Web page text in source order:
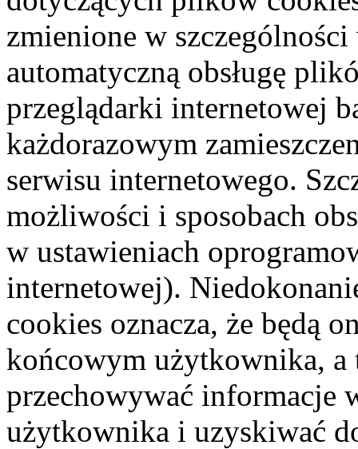
zmienione w
automatyczną obsługę
przeglądarki internetowej
każdorazowym
serwisu internetowego.
możliwości i sposobach
w ustawieniach
internetowej).
cookies oznacza, że będą
końcowym użytkownika, a
przechowywać informacje
użytkownika i uzyskiwać